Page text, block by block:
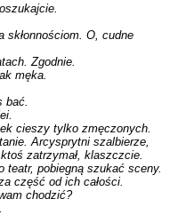
skłonnościom. O, cudne
Zgodnie.
męka.
bać.
cieszy tylko zmęczonych.
Arcysprytni szalbierze,
zatrzymał, klaszczcie.
teatr, pobiegną szukać sceny.
część od ich całości.
chodzić?